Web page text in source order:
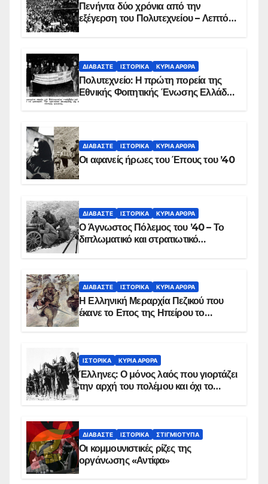
Πενήντα δύο χρόνια από την
εξέγερση του Πολυτεχνείου – Λεπτό
ΔΙΑΒΆΣΤΕ ΙΣΤΟΡΙΚΆ ΚΥΡΙΑ ΑΡΘΡΑ
Πολυτεχνείο: Η πρώτη πορεία της
Εθνικής Φοιτητικής Ένωσης Ελλάδος
ΔΙΑΒΆΣΤΕ ΙΣΤΟΡΙΚΆ ΚΥΡΙΑ ΑΡΘΡΑ
Οι αφανείς ήρωες του Έπους του ’40
ΔΙΑΒΆΣΤΕ ΙΣΤΟΡΙΚΆ ΚΥΡΙΑ ΑΡΘΡΑ
Ο Άγνωστος Πόλεμος του ’40 – Το
διπλωματικό και στρατιωτικό
ΔΙΑΒΆΣΤΕ ΙΣΤΟΡΙΚΆ ΚΥΡΙΑ ΑΡΘΡΑ
Η Ελληνική Μεραρχία Πεζικού που
έκανε το Επος της Ηπείρου το
ΙΣΤΟΡΙΚΆ ΚΥΡΙΑ ΑΡΘΡΑ
Έλληνες: Ο μόνος λαός που γιορτάζει
την αρχή του πολέμου και όχι το
ΔΙΑΒΆΣΤΕ ΙΣΤΟΡΙΚΆ ΣΤΙΓΜΙΌΤΥΠΑ
Οι κομμουνιστικές ρίζες της
οργάνωσης «Αντίφα»